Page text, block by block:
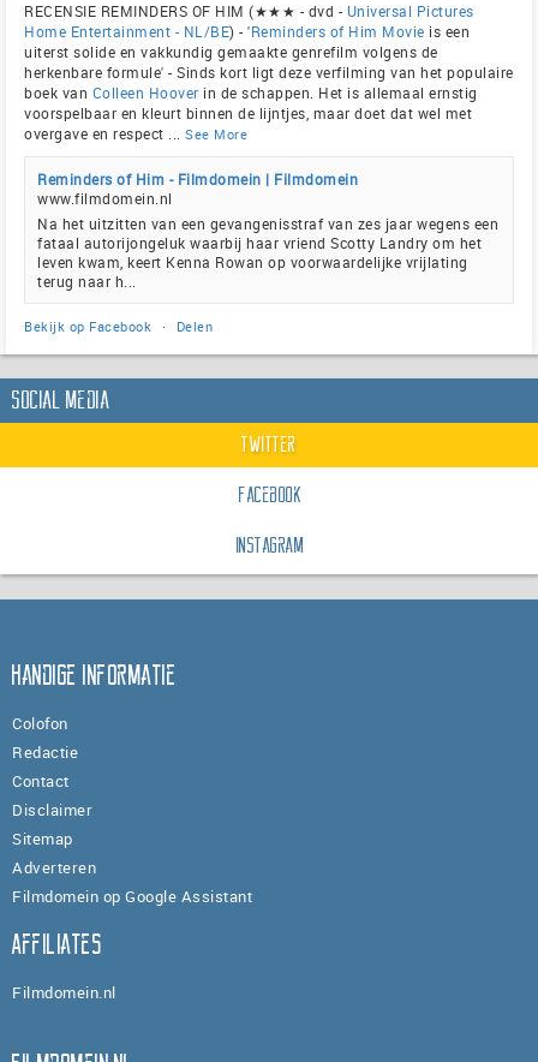
RECENSIE REMINDERS OF HIM (★★★ - dvd - Universal Pictures
Home Entertainment - NL/BE) - 'Reminders of Him Movie is een
uiterst solide en vakkundig gemaakte genrefilm volgens de
herkenbare formule' - Sinds kort ligt deze verfilming van het populaire
boek van Colleen Hoover in de schappen. Het is allemaal ernstig
voorspelbaar en kleurt binnen de lijntjes, maar doet dat wel met
overgave en respect
See More
Reminders of Him - Filmdomein | Filmdomein
www.filmdomein.nl
Na het uitzitten van een gevangenisstraf van zes jaar wegens een
fataal autorijongeluk waarbij haar vriend Scotty Landry om het
leven kwam, keert Kenna Rowan op voorwaardelijke vrijlating
terug naar h...
Bekijk op Facebook · Delen
Social Media
Twitter
Facebook
Instagram
Handige informatie
Colofon
Redactie
Contact
Disclaimer
Sitemap
Adverteren
Filmdomein op Google Assistant
Affiliates
Filmdomein.nl